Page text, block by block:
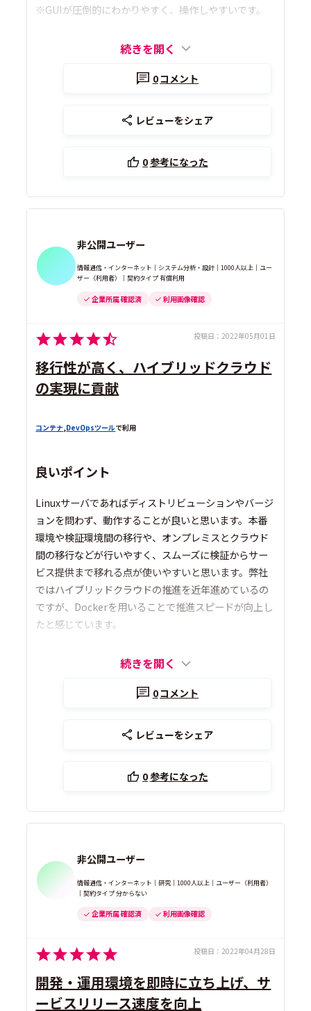
※GUIが圧倒的にわかりやすく、操作しやすいです。
続きを開く
0コメント
レビューをシェア
0参考になった
非公開ユーザー
情報通信・インターネット｜システム分析・設計｜1000人以上｜ユー
ザー（利用者）｜契約タイプ 有償利用
企業所属 確認済 利用画像確認
投稿日： 2022年05月01日
移行性が高く、ハイブリッドクラウド
の実現に貢献
コンテナ,DevOpsツールで利用
良いポイント
Linuxサーバであればディストリビューションやバージ
ョンを問わず、動作することが良いと思います。本番
環境や検証環境間の移行や、オンプレミスとクラウド
間の移行などが行いやすく、スムーズに検証からサー
ビス提供まで移れる点が使いやすいと思います。弊社
ではハイブリッドクラウドの推進を近年進めているの
ですが、Dockerを用いることで推進スピードが向上し
たと感じています。
続きを開く
0コメント
レビューをシェア
0参考になった
非公開ユーザー
情報通信・インターネット｜研究｜1000人以上｜ユーザー（利用者）
｜契約タイプ 分からない
企業所属 確認済 利用画像確認
投稿日： 2022年04月28日
開発・運用環境を即時に立ち上げ、サ
ービスリリース速度を向上